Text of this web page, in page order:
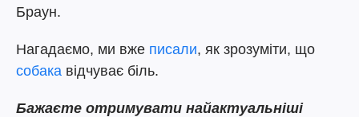
Браун.
Нагадаємо, ми вже писали, як зрозуміти, що
собака відчуває біль.
Бажаєте отримувати найактуальніші